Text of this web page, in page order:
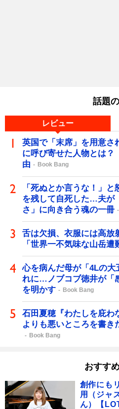
話題
レビュー
英国で「末席」を用意さ
に呼び寄せた人物とは
由
Book Bang
「死ぬとか言うな！」
を残して自死した…夫が
さ」に向き合う魂の一冊
舌は欠損、衣服には高
「世界一不気味な山岳遭
心を病んだ母が「4Lの
れに…ノブコブ徳井が「
を明かす
Book Bang
石田夏穂『わたしを庇わ
よりも悪いところを書き
Book Bang
おすす
創作にも
用（ジャ
ん）【